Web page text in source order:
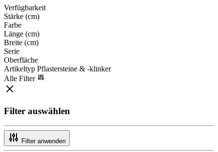
Verfügbarkeit
Stärke (cm)
Farbe
Länge (cm)
Breite (cm)
Serie
Oberfläche
Artikeltyp Pflastersteine & -klinker
Alle Filter
Filter auswählen
Filter anwenden